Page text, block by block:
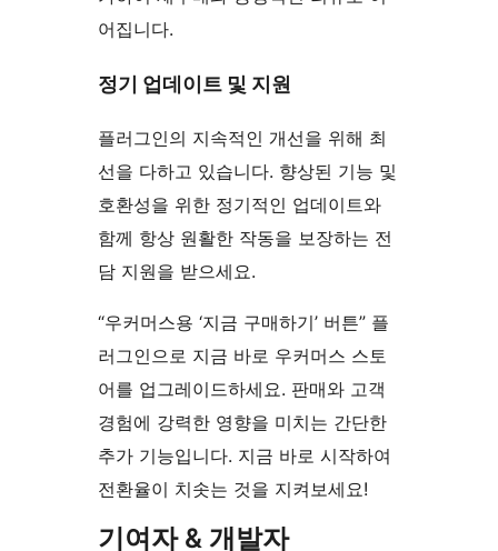
어집니다.
정기 업데이트 및 지원
플러그인의 지속적인 개선을 위해 최
선을 다하고 있습니다. 향상된 기능 및
호환성을 위한 정기적인 업데이트와
함께 항상 원활한 작동을 보장하는 전
담 지원을 받으세요.
“우커머스용 ‘지금 구매하기’ 버튼” 플
러그인으로 지금 바로 우커머스 스토
어를 업그레이드하세요. 판매와 고객
경험에 강력한 영향을 미치는 간단한
추가 기능입니다. 지금 바로 시작하여
전환율이 치솟는 것을 지켜보세요!
기여자 & 개발자